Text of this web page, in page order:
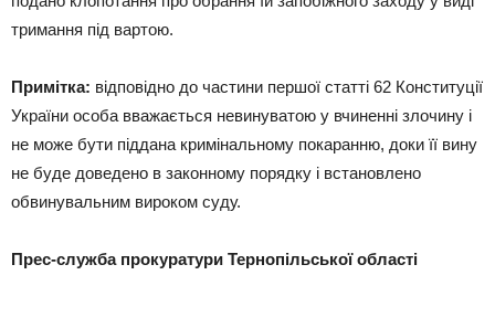
тримання під вартою.
Примітка: відповідно до частини першої статті 62 Конституції
України особа вважається невинуватою у вчиненні злочину і
не може бути піддана кримінальному покаранню, доки її вину
не буде доведено в законному порядку і встановлено
обвинувальним вироком суду.
Прес-служба прокуратури Тернопільської області